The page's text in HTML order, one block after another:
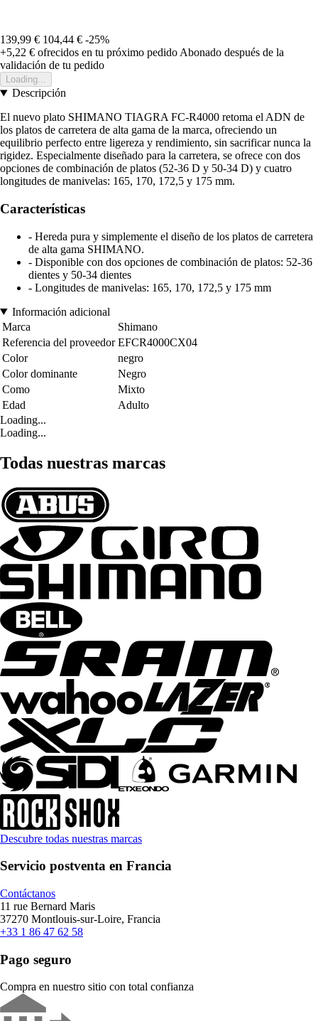
139,99 € 104,44 € -25%
+5,22 € ofrecidos en tu próximo pedido Abonado después de la
validación de tu pedido
Loading...
Descripción
El nuevo plato SHIMANO TIAGRA FC-R4000 retoma el ADN de
los platos de carretera de alta gama de la marca, ofreciendo un
equilibrio perfecto entre ligereza y rendimiento, sin sacrificar nunca la
rigidez. Especialmente diseñado para la carretera, se ofrece con dos
opciones de combinación de platos (52-36 D y 50-34 D) y cuatro
longitudes de manivelas: 165, 170, 172,5 y 175 mm.
Características
- Hereda pura y simplemente el diseño de los platos de carretera
de alta gama SHIMANO.
- Disponible con dos opciones de combinación de platos: 52-36
dientes y 50-34 dientes
- Longitudes de manivelas: 165, 170, 172,5 y 175 mm
Información adicional
Marca
Shimano
Referencia del proveedor EFCR4000CX04
Color
negro
Color dominante
Negro
Como
Mixto
Edad
Adulto
Loading...
Loading...
Todas nuestras marcas
Descubre todas nuestras marcas
Servicio postventa en Francia
Contáctanos
11 rue Bernard Maris
37270 Montlouis-sur-Loire, Francia
+33 1 86 47 62 58
Pago seguro
Compra en nuestro sitio con total confianza